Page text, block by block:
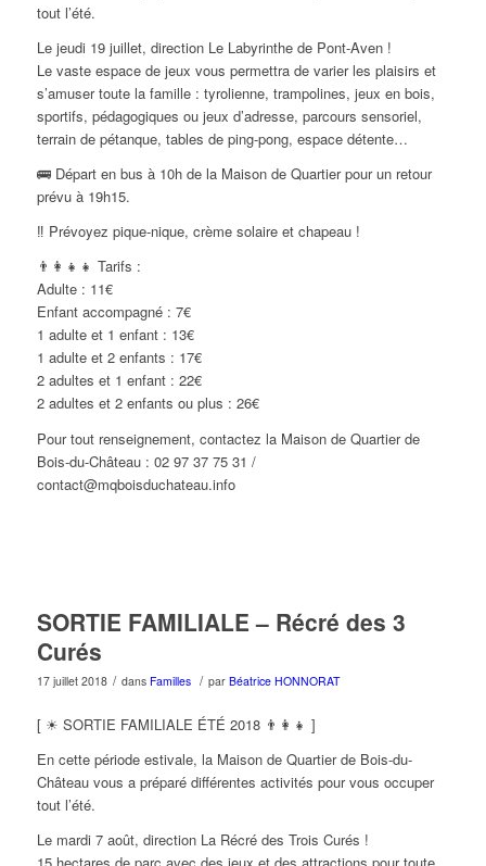
tout l’été.
Le jeudi 19 juillet, direction Le Labyrinthe de Pont-Aven !
Le vaste espace de jeux vous permettra de varier les plaisirs et
s’amuser toute la famille : tyrolienne, trampolines, jeux en bois,
sportifs, pédagogiques ou jeux d’adresse, parcours sensoriel,
terrain de pétanque, tables de ping-pong, espace détente…
🚌 Départ en bus à 10h de la Maison de Quartier pour un retour
prévu à 19h15.
‼ Prévoyez pique-nique, crème solaire et chapeau !
👨‍👩‍👧‍👧 Tarifs :
Adulte : 11€
Enfant accompagné : 7€
1 adulte et 1 enfant : 13€
1 adulte et 2 enfants : 17€
2 adultes et 1 enfant : 22€
2 adultes et 2 enfants ou plus : 26€
Pour tout renseignement, contactez la Maison de Quartier de
Bois-du-Château : 02 97 37 75 31 /
contact@mqboisduchateau.info
SORTIE FAMILIALE – Récré des 3
Curés
17 juillet 2018 / dans Familles / par Béatrice HONNORAT
[ ☀ SORTIE FAMILIALE ÉTÉ 2018 👨‍👩‍👧 ]
En cette période estivale, la Maison de Quartier de Bois-du-
Château vous a préparé différentes activités pour vous occuper
tout l’été.
Le mardi 7 août, direction La Récré des Trois Curés !